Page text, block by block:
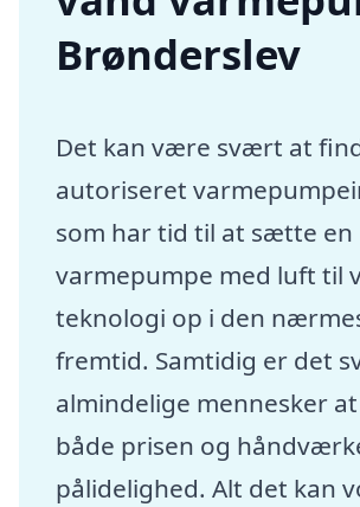
Brønderslev
Det kan være svært at
autoriseret
som har tid til at sætte en
varmepumpe med luft til
teknologi op i den
fremtid. Samtidig er det
almindelige mennesker
både prisen og
pålidelighed. Alt det kan